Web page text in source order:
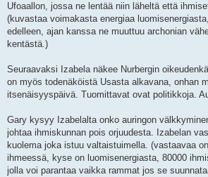
Ufoaallon, jossa ne lentää niin läheltä että
(kuvastaa voimakasta energiaa
edelleen, ajan kanssa ne muuttuu archonian
kentästä.)
Seuraavaksi Izabela näkee Nurbergin
on myös todenäköistä Usasta alkavana, onhan
itsenäisyyspäivä. Tuomittavat ovat politikkoja.
Gary kysyy Izabelalta onko auringon
johtaa ihmiskunnan pois orjuudesta. Izabelan
kuolema joka istuu valtaistuimella. (vastaavaa
ihmeessä, kyse on luomisenergiasta, 80000
jolla voi parantaa vaikka rammat jos se